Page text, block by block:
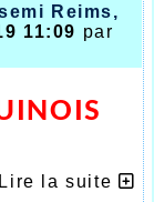
Reims,
11:09 par
Lire la suite